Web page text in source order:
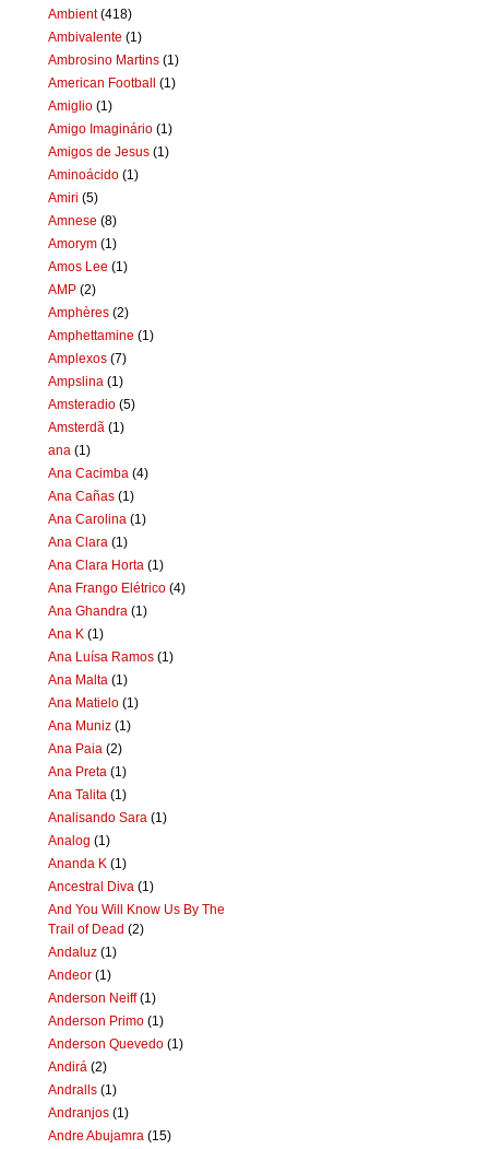
Ambient (418)
Ambivalente (1)
Ambrosino Martins (1)
American Football (1)
Amiglio (1)
Amigo Imaginário (1)
Amigos de Jesus (1)
Aminoácido (1)
Amiri (5)
Amnese (8)
Amorym (1)
Amos Lee (1)
AMP (2)
Amphères (2)
Amphettamine (1)
Amplexos (7)
Ampslina (1)
Amsteradio (5)
Amsterdã (1)
ana (1)
Ana Cacimba (4)
Ana Cañas (1)
Ana Carolina (1)
Ana Clara (1)
Ana Clara Horta (1)
Ana Frango Elétrico (4)
Ana Ghandra (1)
Ana K (1)
Ana Luísa Ramos (1)
Ana Malta (1)
Ana Matielo (1)
Ana Muniz (1)
Ana Paia (2)
Ana Preta (1)
Ana Talita (1)
Analisando Sara (1)
Analog (1)
Ananda K (1)
Ancestral Diva (1)
And You Will Know Us By The
Trail of Dead (2)
Andaluz (1)
Andeor (1)
Anderson Neiff (1)
Anderson Primo (1)
Anderson Quevedo (1)
Andirá (2)
Andralls (1)
Andranjos (1)
Andre Abujamra (15)